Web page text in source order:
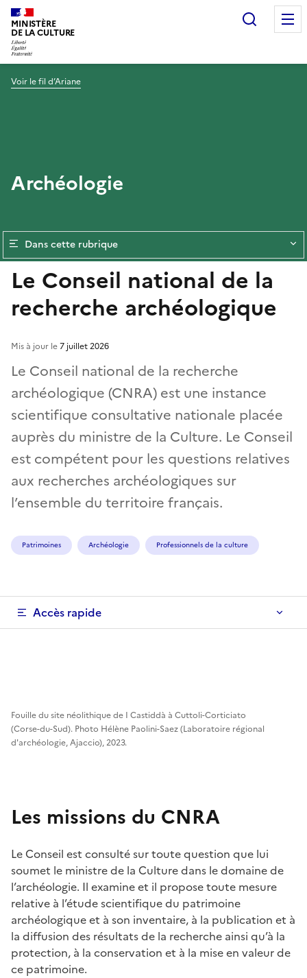
MINISTÈRE
DE LA CULTURE
Voir le fil d’Ariane
Archéologie
Dans cette rubrique
Le Conseil national de la
recherche archéologique
Le Conseil national de la recherche
archéologique (CNRA) est une instance
scientifique consultative nationale placée
auprès du ministre de la Culture. Le Conseil
est compétent pour les questions relatives
aux recherches archéologiques sur
l’ensemble du territoire français.
Mis à jour le7 juillet 2026
Patrimoines Archéologie Professionnels de la culture
Accès rapide
Fouille du site néolithique de I Castiddà à Cuttoli-Corticiato
(Corse-du-Sud). Photo Hélène Paolini-Saez (Laboratoire régional
d'archéologie, Ajaccio), 2023.
Les missions du CNRA
Le Conseil est consulté sur toute question que lui
soumet le ministre de la Culture dans le domaine de
l’archéologie. Il examine et il propose toute mesure
relative à l’étude scientifique du patrimoine
archéologique et à son inventaire, à la publication et à
la diffusion des résultats de la recherche ainsi qu’à la
protection, à la conservation et à la mise en valeur de
ce patrimoine.